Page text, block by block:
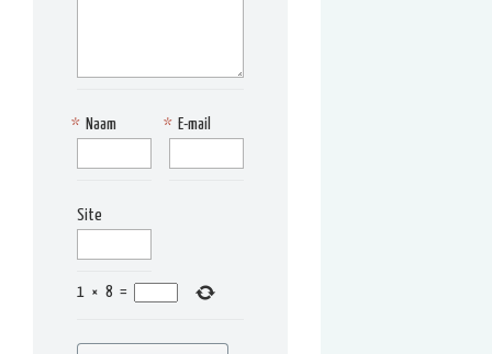
Naam
* E-mail
*
Site
1 × 8 =